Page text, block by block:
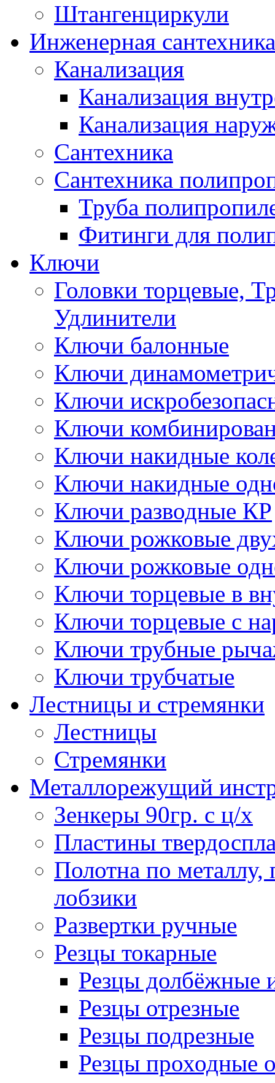
Штангенциркули
Инженерная сантехника
Канализация
Канализация
Канализация
Сантехника
Сантехника
Труба
Фитинги для
Ключи
Головки торцевые,
Удлинители
Ключи балонные
Ключи
Ключи
Ключи
Ключи накидные
Ключи накидные
Ключи разводные КР
Ключи рожковые
Ключи рожковые
Ключи торцевые в
Ключи торцевые с
Ключи трубные
Ключи трубчатые
Лестницы и стремянки
Лестницы
Стремянки
Металлорежущий
Зенкеры 90гр. с ц/х
Пластины
Полотна по
лобзики
Развертки ручные
Резцы токарные
Резцы долбёжные
Резцы отрезные
Резцы подрезные
Резцы проходные